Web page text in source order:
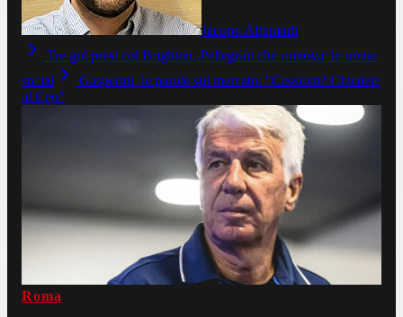
Jacopo Aliprandi
Tre gol presi col Brighton, Pellegrini che rinnova: le ironie
social
Gasperini, le parole sul mercato: "Cessioni? Chiedete
al Ceo"
Roma